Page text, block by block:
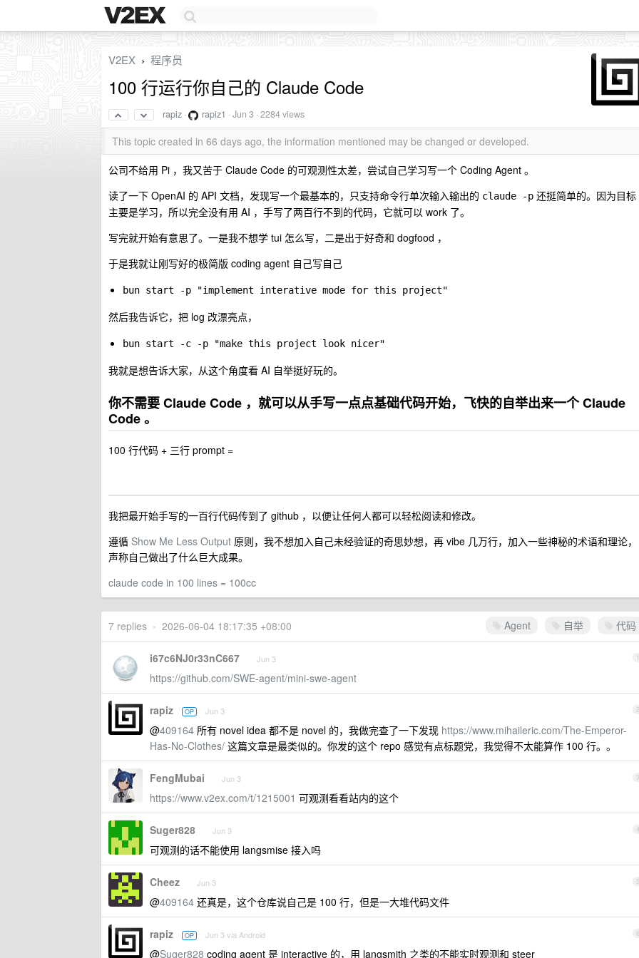
V2EX › 程序员
100 行运行你自己的 Claude Code
rapiz · rapiz1 ·Jun 3 · 2284 views
This topic created in 66 days ago, the information mentioned may be changed or developed.
公司不给用 Pi ，我又苦于 Claude Code 的可观测性太差，尝试自己学习写一个 Coding Agent 。
读了一下 OpenAI 的 API 文档，发现写一个最基本的，只支持命令行单次输入输出的 claude -p 还挺简单的。因为目标
主要是学习，所以完全没有用 AI ，手写了两百行不到的代码，它就可以 work 了。
写完就开始有意思了。一是我不想学 tui 怎么写，二是出于好奇和 dogfood ，
于是我就让刚写好的极简版 coding agent 自己写自己
bun start -p "implement interative mode for this project"
然后我告诉它，把 log 改漂亮点，
bun start -c -p "make this project look nicer"
我就是想告诉大家，从这个角度看 AI 自举挺好玩的。
你不需要 Claude Code ，就可以从手写一点点基础代码开始，飞快的自举出来一个 Claude
Code 。
100 行代码 + 三行 prompt =
我把最开始手写的一百行代码传到了 github ，以便让任何人都可以轻松阅读和修改。
遵循 Show Me Less Output 原则，我不想加入自己未经验证的奇思妙想，再 vibe 几万行，加入一些神秘的术语和理论，
声称自己做出了什么巨大成果。
claude code in 100 lines = 100cc
Agent 自举 代码
7 replies • 2026-06-04 18:17:35 +08:00
1
i67c6NJ0r33nC667 Jun 3
https://github.com/SWE-agent/mini-swe-agent
2
rapiz OP Jun 3
@409164 所有 novel idea 都不是 novel 的，我做完查了一下发现 https://www.mihaileric.com/The-Emperor-
Has-No-Clothes/ 这篇文章是最类似的。你发的这个 repo 感觉有点标题党，我觉得不太能算作 100 行。。
3
FengMubai Jun 3
https://www.v2ex.com/t/1215001 可观测看看站内的这个
4
Suger828 Jun 3
可观测的话不能使用 langsmise 接入吗
5
Cheez Jun 3
@409164 还真是，这个仓库说自己是 100 行，但是一大堆代码文件
6
rapiz OP Jun 3 via Android
@Suger828 coding agent 是 interactive 的，用 langsmith 之类的不能实时观测和 steer